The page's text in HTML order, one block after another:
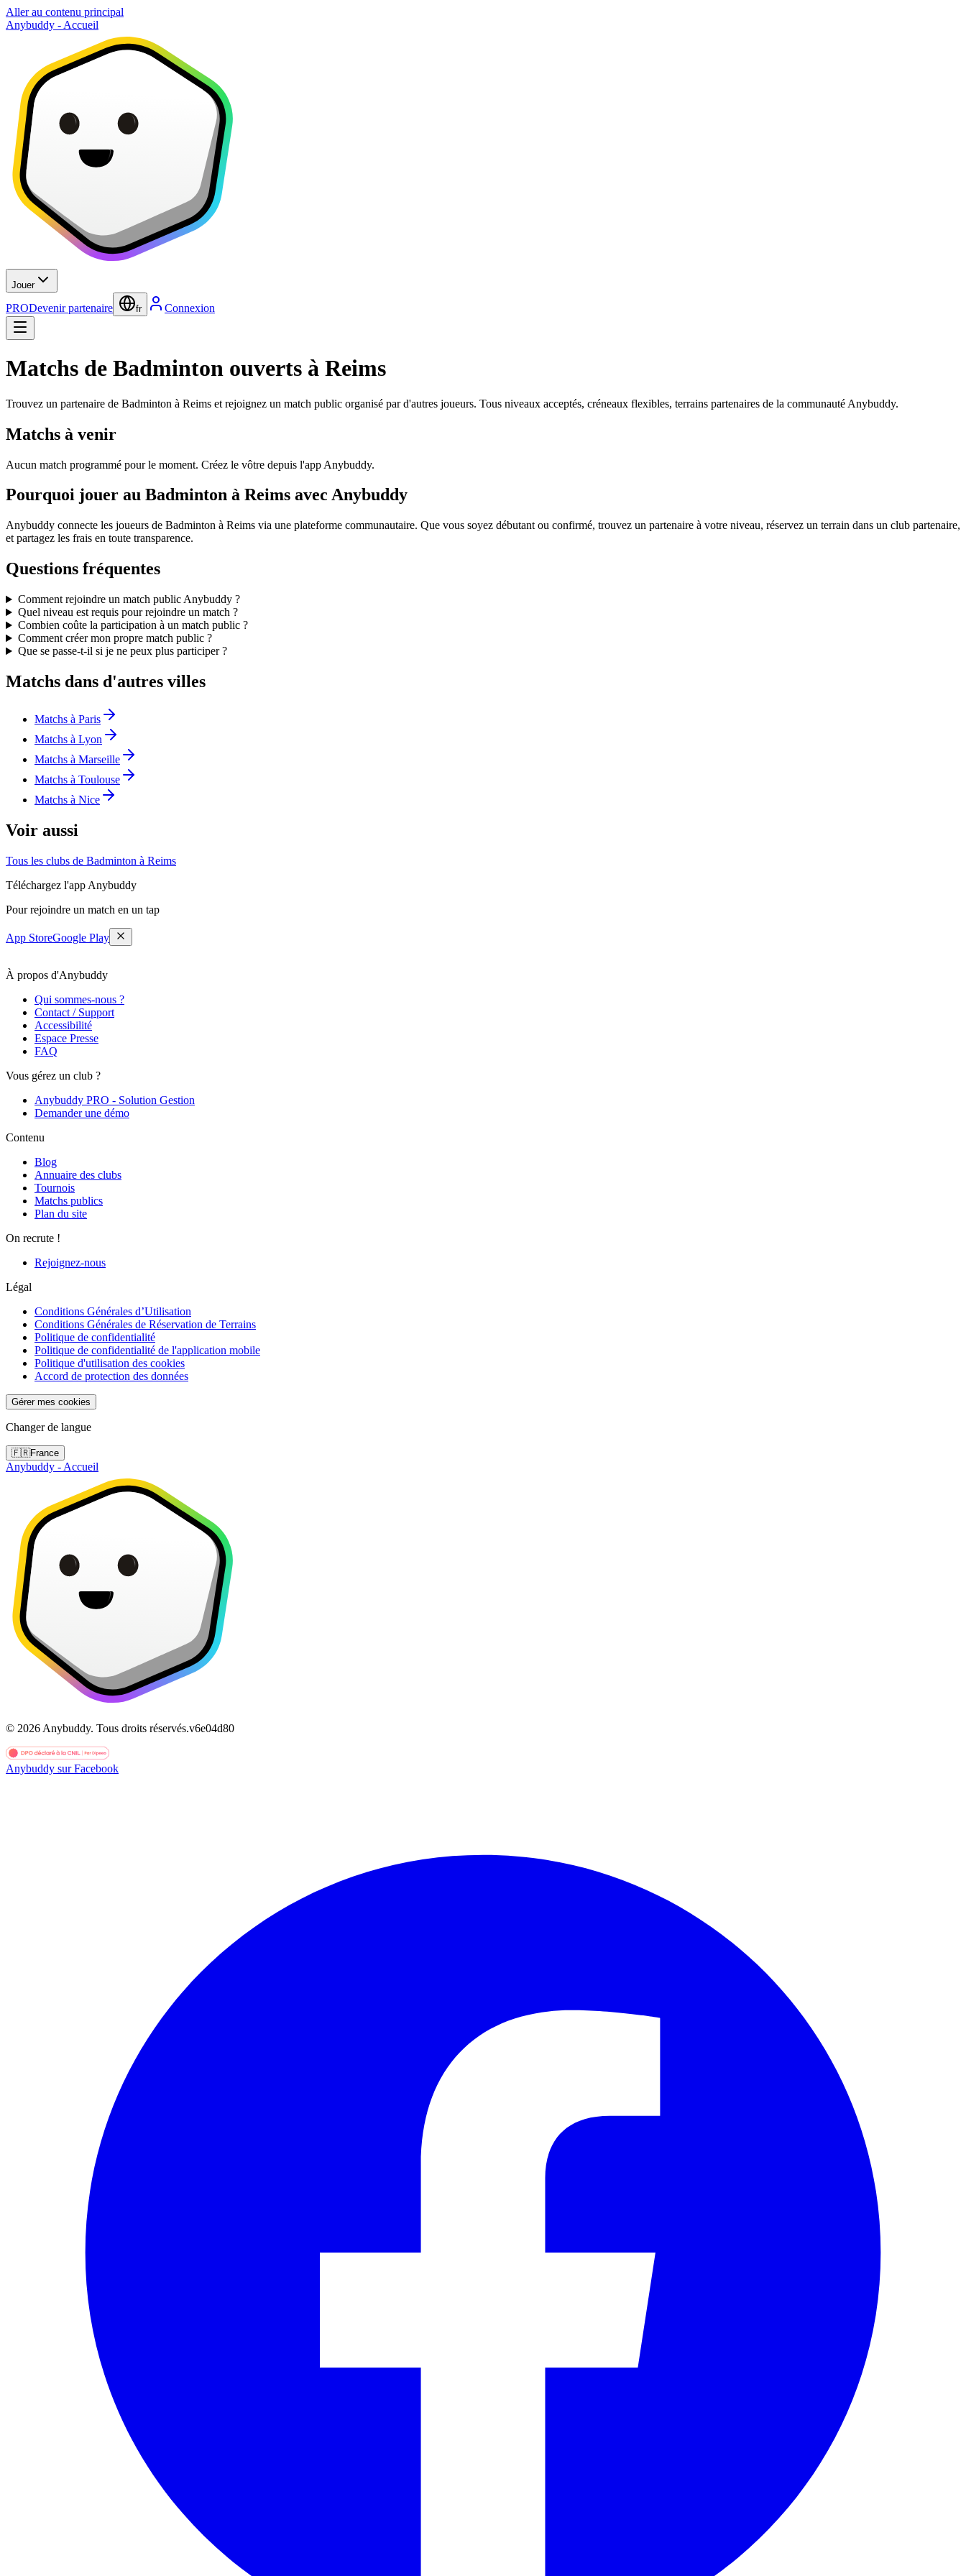
Aller au contenu principal
Anybuddy - Accueil
Jouer
PRODevenir partenaire fr Connexion
Matchs de Badminton ouverts à Reims
Trouvez un partenaire de Badminton à Reims et rejoignez un match public organisé par d'autres joueurs. Tous niveaux acceptés, créneaux flexibles, terrains partenaires de la communauté Anybuddy.
Matchs à venir
Aucun match programmé pour le moment. Créez le vôtre depuis l'app Anybuddy.
Pourquoi jouer au Badminton à Reims avec Anybuddy
Anybuddy connecte les joueurs de Badminton à Reims via une plateforme communautaire. Que vous soyez débutant ou confirmé, trouvez un partenaire à votre niveau, réservez un terrain dans un club partenaire,
et partagez les frais en toute transparence.
Questions fréquentes
Comment rejoindre un match public Anybuddy ?
Quel niveau est requis pour rejoindre un match ?
Combien coûte la participation à un match public ?
Comment créer mon propre match public ?
Que se passe-t-il si je ne peux plus participer ?
Matchs dans d'autres villes
Matchs à Paris
Matchs à Lyon
Matchs à Marseille
Matchs à Toulouse
Matchs à Nice
Voir aussi
Tous les clubs de Badminton à Reims
Téléchargez l'app Anybuddy
Pour rejoindre un match en un tap
App StoreGoogle Play
À propos d'Anybuddy
Qui sommes-nous ?
Contact / Support
Accessibilité
Espace Presse
FAQ
Vous gérez un club ?
Anybuddy PRO - Solution Gestion
Demander une démo
Contenu
Blog
Annuaire des clubs
Tournois
Matchs publics
Plan du site
On recrute !
Rejoignez-nous
Légal
Conditions Générales d’Utilisation
Conditions Générales de Réservation de Terrains
Politique de confidentialité
Politique de confidentialité de l'application mobile
Politique d'utilisation des cookies
Accord de protection des données
Gérer mes cookies
Changer de langue
🇫🇷France
Anybuddy - Accueil
© 2026 Anybuddy. Tous droits réservés.v6e04d80
Anybuddy sur Facebook